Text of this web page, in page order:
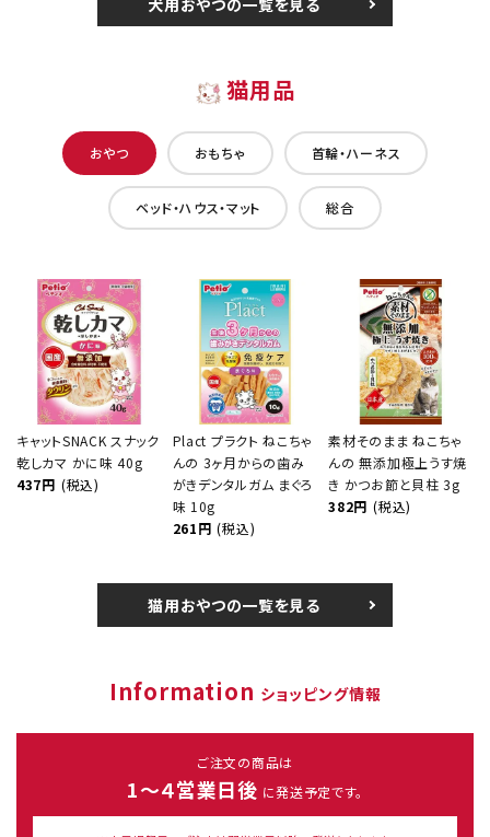
犬用おやつの一覧を見る
猫用品
おやつ おもちゃ 首輪・ハーネス
ベッド・ハウス・マット 総合
キャットSNACK スナック
乾しカマ かに味 40g
437円 (税込)
Plact プラクト ねこちゃ
んの 3ヶ月からの歯み
がきデンタルガム まぐろ
味 10g
261円 (税込)
素材そのまま ねこちゃ
んの 無添加極上うす焼
き かつお節と貝柱 3g
382円 (税込)
猫用おやつの一覧を見る
Information ショッピング情報
ご注文の商品は
1～４営業日後 に発送予定です。